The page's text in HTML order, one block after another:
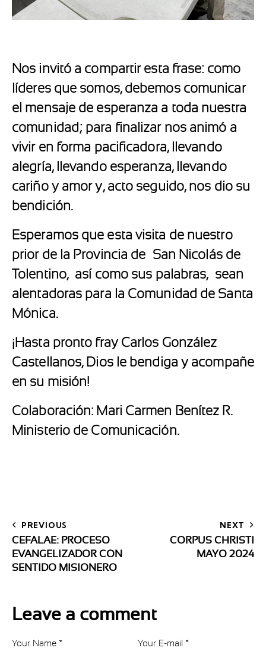
Nos invitó a compartir esta frase: como
líderes que somos, debemos comunicar
el mensaje de esperanza a toda nuestra
comunidad; para finalizar nos animó a
vivir en forma pacificadora, llevando
alegría, llevando esperanza, llevando
cariño y amor y, acto seguido, nos dio su
bendición.
Esperamos que esta visita de nuestro
prior de la Provincia de San Nicolás de
Tolentino, así como sus palabras, sean
alentadoras para la Comunidad de Santa
Mónica.
¡Hasta pronto fray Carlos González
Castellanos, Dios le bendiga y acompañe
en su misión!
Colaboración: Mari Carmen Benítez R.
Ministerio de Comunicación.
PREVIOUS
CEFALAE: PROCESO
EVANGELIZADOR CON
SENTIDO MISIONERO
NEXT
CORPUS CHRISTI
MAYO 2024
Leave a comment